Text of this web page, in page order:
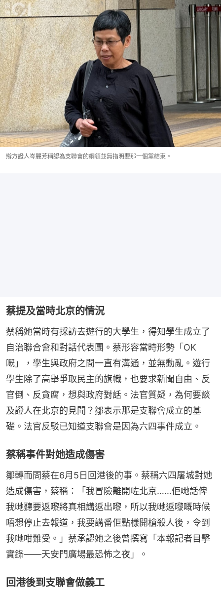
辯方證人岑麗芳稱認為支聯會的綱領並無指明要那一個黨結束。
蔡提及當時北京的情況
蔡稱她當時有採訪去遊行的大學生，得知學生成立了
自治聯合會和對話代表團。蔡形容當時形勢「OK
嘅」，學生與政府之間一直有溝通，並無動亂。遊行
學生除了高舉爭取民主的旗幟，也要求新聞自由、反
官倒、反貪腐，想與政府對話。法官質疑，為何要談
及證人在北京的見聞？鄒表示那是支聯會成立的基
礎。法官反駁已知道支聯會是因為六四事件成立。
蔡稱事件對她造成傷害
鄒轉而問蔡在6月5日回港後的事。蔡稱六四屠城對她
造成傷害，蔡稱：「我冒險離開咗北京……佢哋話俾
我哋聽要返嚟將真相講返出嚟，所以我哋返嚟嘅時候
唔想停止去報道，我要講番佢點樣開槍殺人後，令到
我哋咁難受。」蔡承認她之後曾撰寫「本報記者目擊
實錄——天安門廣場最恐怖之夜」。
回港後到支聯會做義工